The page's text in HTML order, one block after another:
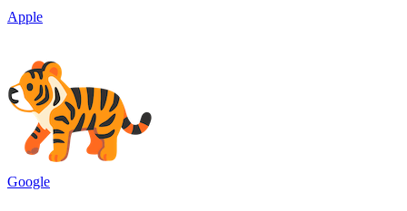
Apple
Google